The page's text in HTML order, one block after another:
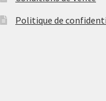
Politique de